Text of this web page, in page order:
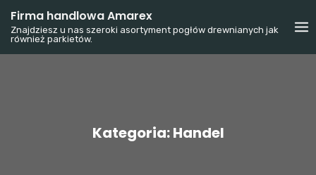
Skip
content
Firma handlowa Amarex
Znajdziesz u nas szeroki asortyment pogłów drewnianych jak
również parkietów.
Kategoria:Handel